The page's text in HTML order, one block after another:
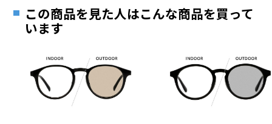
＜度付きサングラスに関する注意事項＞
※サングラスの度付きは追加料金がかかります。
※度付きにした場合、レンズ色、機能が変更となります。
後、レンズオプションでカラーをお選びください。
品名：サングラス
レンズの材質：プラスチック(コーティング)
安心1 フレーム１年間品質保証
日または発送日より１年間修理又は交換させて頂
きます。
※保証期間内に交換が行われた場合、保証期間は初期の期間から
延長されません。
ご希望のお客さまは、「レンズ交換券」をお選びのうえ、
最寄りのZoff実店舗にてレンズをお買い求めください。
※サングラスやパッケージ品では「レンズ交換券」はお選び
談ください。
この商品を見た人はこんな商品を買って
います